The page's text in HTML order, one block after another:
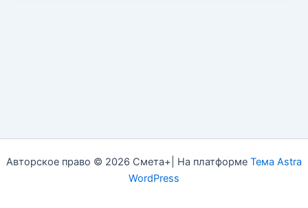
Авторское право © 2026 Смета+| На платформе Тема Astra
WordPress